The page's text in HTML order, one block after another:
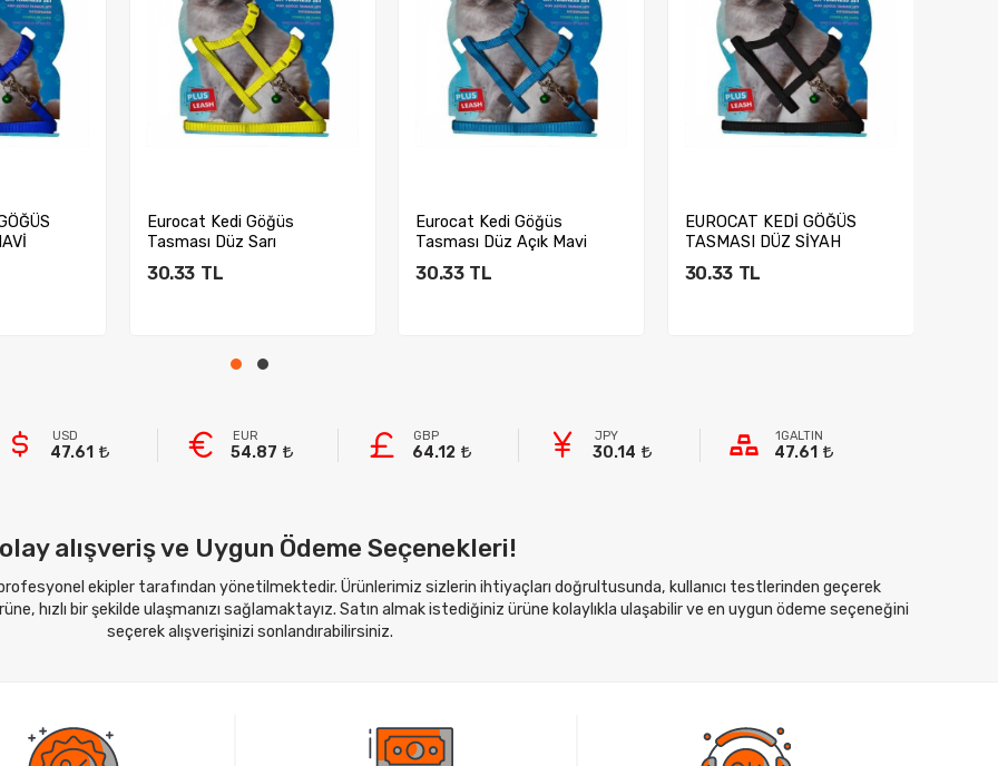
Eurocat Kedi Göğüs
Tasması Düz Sarı
30.33 TL
Eurocat Kedi Göğüs
Tasması Düz Açık Mavi
30.33 TL
EUROCAT KEDİ GÖĞÜS
TASMASI DÜZ SİYAH
30.33 TL
USD
47.61
EUR
54.87
GBP
64.12
JPY
30.14
1GALTIN
47.61
alışveriş ve Uygun Ödeme Seçenekleri!
profesyonel ekipler tarafından yönetilmektedir. Ürünlerimiz sizlerin ihtiyaçları doğrultusunda, kullanıcı testlerinden geçerek
hızlı bir şekilde ulaşmanızı sağlamaktayız. Satın almak istediğiniz ürüne kolaylıkla ulaşabilir ve en uygun ödeme seçeneğini
seçerek alışverişinizi sonlandırabilirsiniz.